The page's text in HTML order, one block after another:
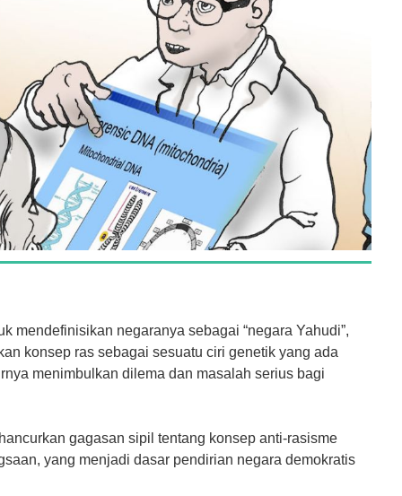
mendefinisikan negaranya sebagai “negara Yahudi”,
konsep ras sebagai sesuatu ciri genetik yang ada
menimbulkan dilema dan masalah serius bagi
gagasan sipil tentang konsep anti-rasisme
yang menjadi dasar pendirian negara demokratis